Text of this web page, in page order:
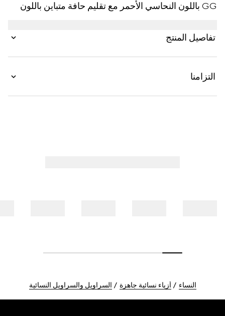
GG باللون النحاسي الأحمر مع تقليم حافة متباين باللون
تفاصيل المنتج
التزامنا
النساء أزياء نسائية جاهزة السراويل والسراويل النسائية